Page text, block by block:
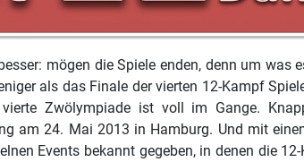
mögen die Spiele enden, denn um was
als das Finale der vierten 12-Kampf
Zwölympiade ist voll im Gange.
am 24. Mai 2013 in Hamburg. Und mit
Events bekannt gegeben, in denen die